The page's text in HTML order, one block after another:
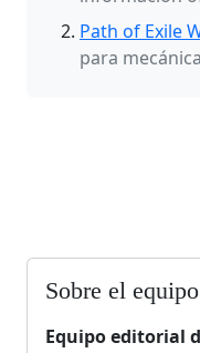
Path of Exile
para
Sobre el
Equipo editorial